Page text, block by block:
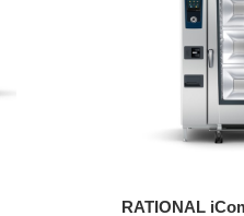
RATIONAL